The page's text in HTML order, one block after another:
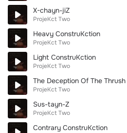
X-chayn-jiZ
ProjeKct Two
Heavy ConstruKction
ProjeKct Two
Light ConstruKction
ProjeKct Two
The Deception Of The Thrush
ProjeKct Two
Sus-tayn-Z
ProjeKct Two
Contrary ConstruKction